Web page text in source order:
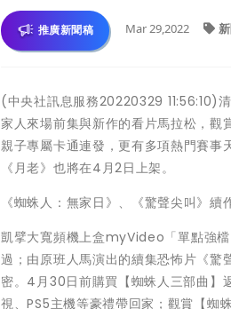
推廣新聞稿 Mar 29,2022
(中央社訊息服務20220329 11:56:10)
家人來場前集與新作的看片馬拉松，
親子專屬卡通連發，更有多項熱門賽
《月老》也將在4月2日上架。
《蜘蛛人：無家日》、《驚聲尖叫》
凱擘大寬頻機上盒myVideo「單點強
過；由原班人馬演出的續集恐怖片《
密。4月30日前購買【蜘蛛人三部曲】
視、PS5主機等豪禮帶回家；觀賞【